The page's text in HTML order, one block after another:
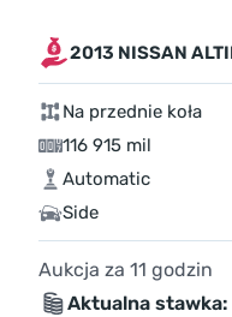
2013 NISSAN
Na przednie koła
116 915 mil
Automatic
Side
Aukcja za 11 godzin
Aktualna stawka: